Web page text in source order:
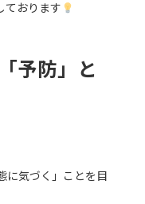
ております
予防」と
に気づく」ことを目